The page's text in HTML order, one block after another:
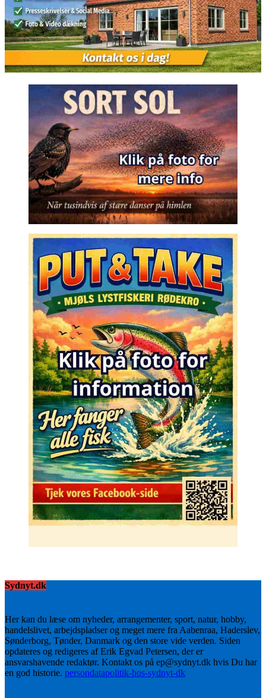
Sydnyt.dk
Her kan du læse om nyheder, arrangementer, sport, natur, hobby,
handelslivet, arbejdspladser og meget mere fra Aabenraa, Haderslev,
Sønderborg, Tønder, Danmark og den store vide verden. Siden
opdateres og redigeres af Erik Egvad Petersen, der er
ansvarshavende redaktør. Kontakt os på ep@sydnyt.dk hvis Du har
en god historie. persondatapolitik-hos-sydnyt-dk